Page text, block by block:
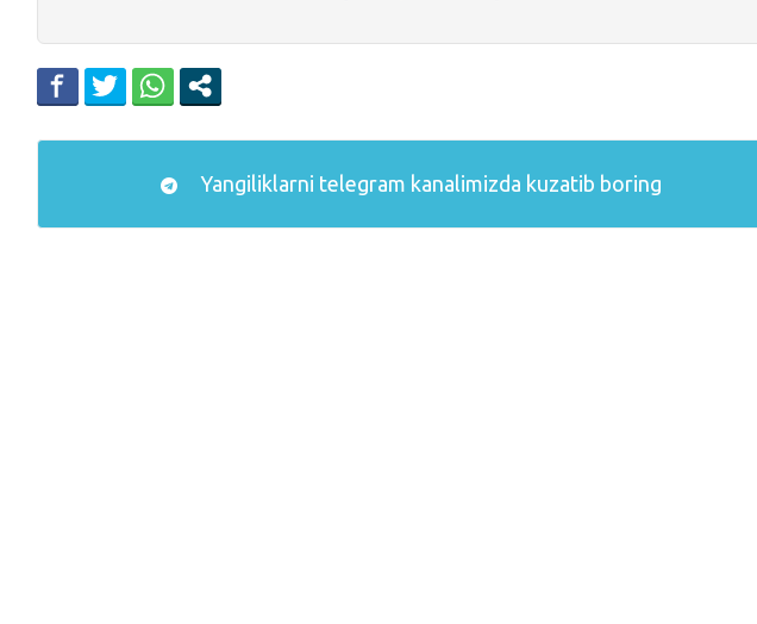
Yangiliklarni telegram kanalimizda kuzatib boring